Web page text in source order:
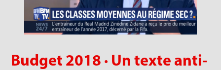
Budget 2018 · Un texte anti-